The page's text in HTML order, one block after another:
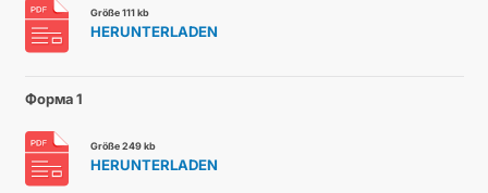
Größe 111 kb
HERUNTERLADEN
Форма 1
Größe 249 kb
HERUNTERLADEN